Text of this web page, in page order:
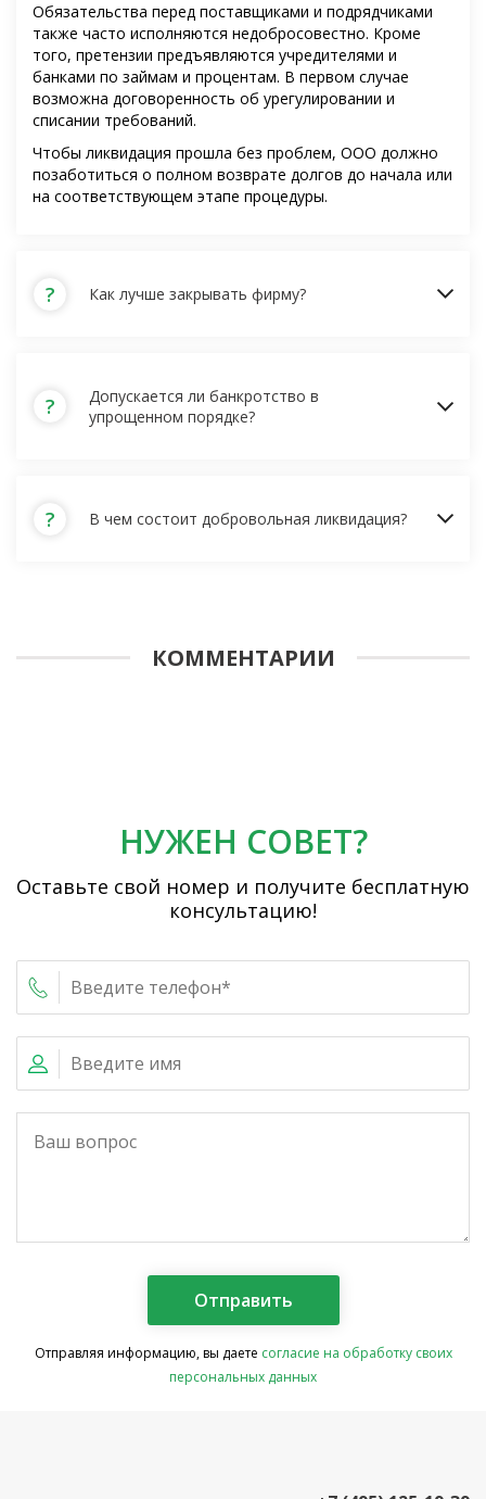
Обязательства перед поставщиками и подрядчиками
также часто исполняются недобросовестно. Кроме
того, претензии предъявляются учредителями и
банками по займам и процентам. В первом случае
возможна договоренность об урегулировании и
списании требований.
Чтобы ликвидация прошла без проблем, ООО должно
позаботиться о полном возврате долгов до начала или
на соответствующем этапе процедуры.
? Как лучше закрывать фирму?
?
Допускается ли банкротство в
упрощенном порядке?
? В чем состоит добровольная ликвидация?
КОММЕНТАРИИ
НУЖЕН СОВЕТ?
Оставьте свой номер и получите бесплатную
консультацию!
Отправляя информацию, вы даете согласие на обработку своих
персональных данных